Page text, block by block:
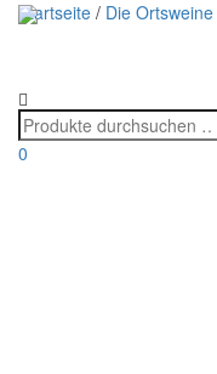
0
Startseite / Die Ortsweine